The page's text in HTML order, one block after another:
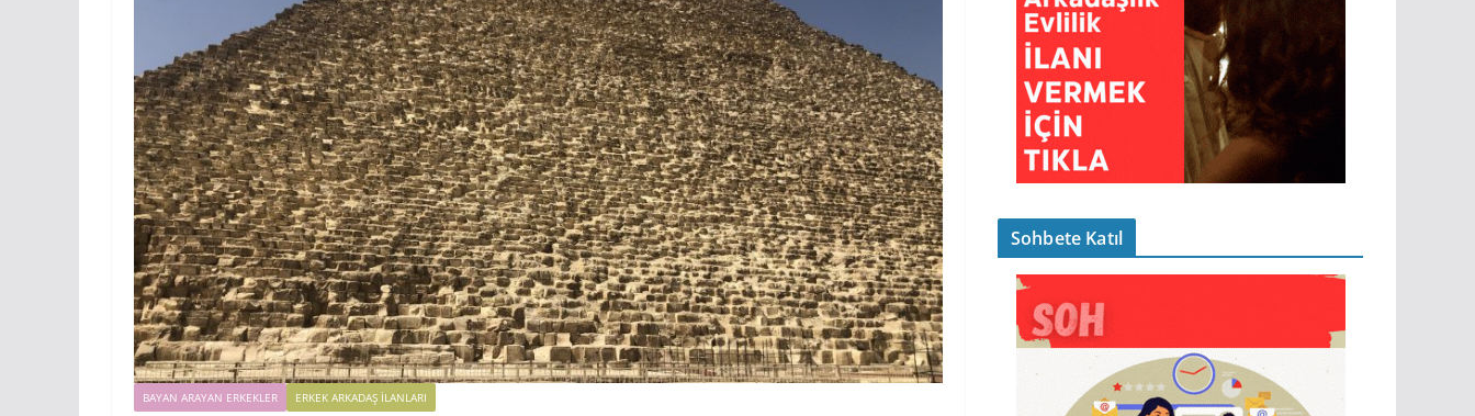
BAYAN ARAYAN ERKEKLER ERKEK ARKADAŞ ILANLARI
Sohbete Katıl